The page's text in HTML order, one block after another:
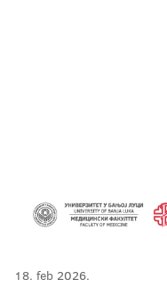
18. feb 2026.